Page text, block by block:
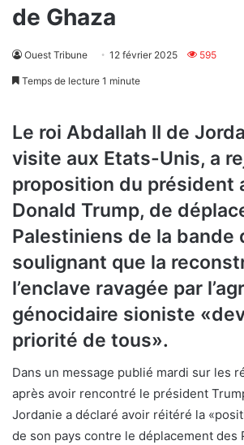
de Ghaza
Ouest Tribune 12 février 2025 595
Temps de lecture 1 minute
Le roi Abdallah II de
visite aux Etats-Unis, a
proposition du président
Donald Trump, de
Palestiniens de la bande
soulignant que la
l’enclave ravagée par
génocidaire sioniste
priorité de tous».
Dans un message publié mardi sur les
après avoir rencontré le président
Jordanie a déclaré avoir réitéré la
de son pays contre le déplacement des